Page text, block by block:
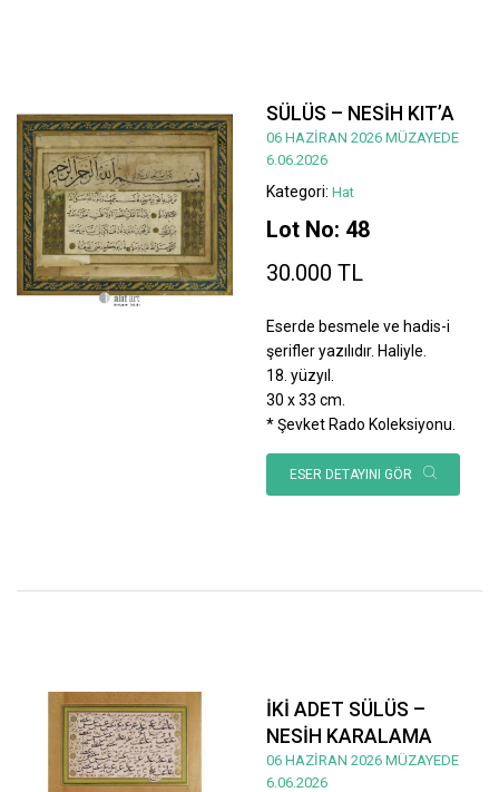
SÜLÜS – NESİH KIT’A
06 HAZİRAN 2026 MÜZAYEDE
6.06.2026
Kategori: Hat
Lot No: 48
30.000 TL
Eserde besmele ve hadis-i
şerifler yazılıdır. Haliyle.
18. yüzyıl.
30 x 33 cm.
* Şevket Rado Koleksiyonu.
ESER DETAYINI GÖR
İKİ ADET SÜLÜS –
NESİH KARALAMA
06 HAZİRAN 2026 MÜZAYEDE
6.06.2026